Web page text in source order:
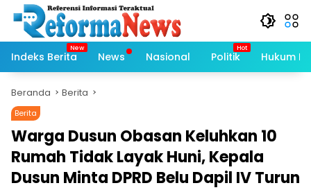
Langsung
konten
Indeks Berita
News Nasional Politik Hukum
Beranda Berita
Berita
Warga Dusun Obasan Keluhkan 10
Rumah Tidak Layak Huni, Kepala
Dusun Minta DPRD Belu Dapil IV Turun